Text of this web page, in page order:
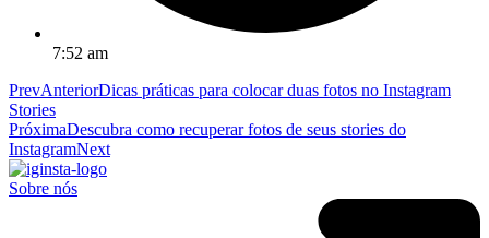
7:52 am
PrevAnteriorDicas práticas para colocar duas fotos no Instagram
Stories
PróximaDescubra como recuperar fotos de seus stories do
InstagramNext
Sobre nós